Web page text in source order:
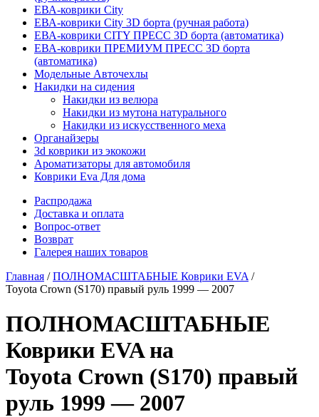
ЕВА-коврики City
ЕВА-коврики City 3D борта (ручная работа)
ЕВА-коврики CITY ПРЕСС 3D борта (автоматика)
ЕВА-коврики ПРЕМИУМ ПРЕСС 3D борта
(автоматика)
Модельные Авточехлы
Накидки на сидения
Накидки из велюра
Накидки из мутона натурального
Накидки из искусственного меха
Органайзеры
3d коврики из экокожи
Ароматизаторы для автомобиля
Коврики Eva Для дома
Распродажа
Доставка и оплата
Вопрос-ответ
Возврат
Галерея наших товаров
Главная /ПОЛНОМАСШТАБНЫЕ Коврики EVA /
Toyota Crown (S170) правый руль 1999 — 2007
ПОЛНОМАСШТАБНЫЕ
Коврики EVA на
Toyota Crown (S170) правый
руль 1999 — 2007